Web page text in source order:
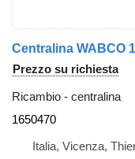
Centralina WABCO
Prezzo su richiesta
Ricambio - centralina
1650470
Italia, Vicenza,